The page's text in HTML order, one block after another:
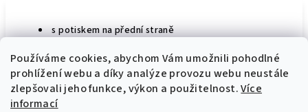
Používáme cookies, abychom Vám umožnili pohodlné
prohlížení webu a díky analýze provozu webu neustále
zlepšovali jeho funkce, výkon a použitelnost.Více
informací
s potiskem na přední straně